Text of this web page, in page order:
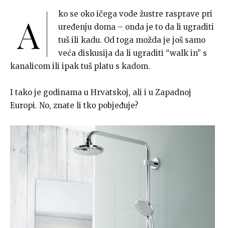
A
ko se oko ičega vode žustre rasprave pri
uređenju doma – onda je to da li ugraditi
tuš ili kadu. Od toga možda je još samo
veća diskusija da li ugraditi “walk in” s
kanalicom ili ipak tuš platu s kadom.
I tako je godinama u Hrvatskoj, ali i u Zapadnoj
Europi. No, znate li tko pobjeđuje?